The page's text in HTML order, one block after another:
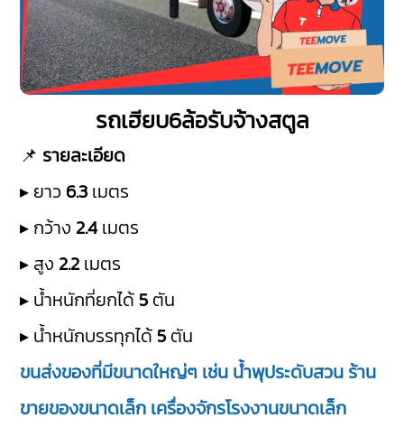
รถเฮียบ6ล้อรับจ้างสตูล
📌 รายละเอียด
▸ ยาว 6.3 เมตร
▸ กว้าง 2.4 เมตร
▸ สูง 2.2 เมตร
▸ น้ำหนักที่ยกได้ 5 ตัน
▸ น้ำหนักบรรทุกได้ 5 ตัน
ขนส่งของที่มีขนาดใหญ่ๆ เช่น น้ำพุประดับสวน ร้าน
ขายของขนาดเล็ก เครื่องจักรโรงงานขนาดเล็ก